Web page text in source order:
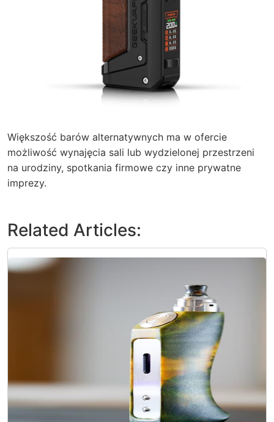
Większość barów alternatywnych ma w ofercie
możliwość wynajęcia sali lub wydzielonej przestrzeni
na urodziny, spotkania firmowe czy inne prywatne
imprezy.
Related Articles: